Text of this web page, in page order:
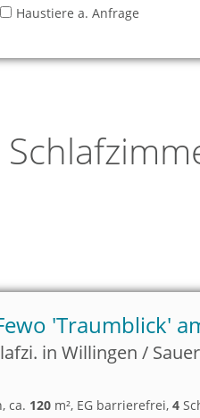
Haustiere a. Anfrage
'Traumblick'
in Willingen /
, ca. 120 m², EG barrierefrei, 4